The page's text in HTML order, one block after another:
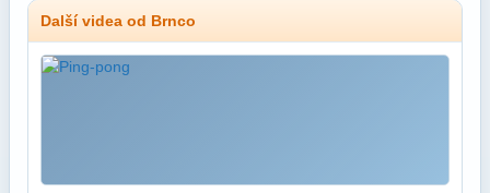
Další videa od Brnco